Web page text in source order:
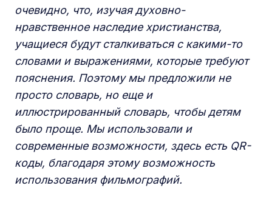
очевидно, что, изучая духовно-
нравственное наследие христианства,
учащиеся будут сталкиваться с какими-то
словами и выражениями, которые требуют
пояснения. Поэтому мы предложили не
просто словарь, но еще и
иллюстрированный словарь, чтобы детям
было проще. Мы использовали и
современные возможности, здесь есть QR-
коды, благодаря этому возможность
использования фильмографий.